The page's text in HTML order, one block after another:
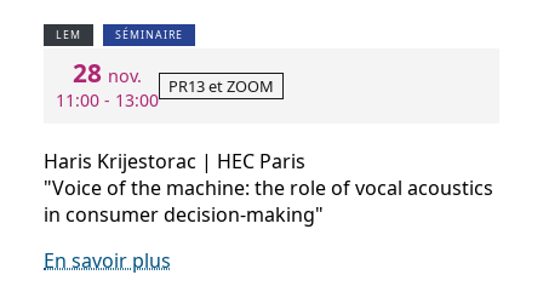
LEM SÉMINAIRE
28 nov.
11:00 - 13:00
PR13 et ZOOM
Haris Krijestorac | HEC Paris
"Voice of the machine: the role of vocal acoustics
in consumer decision-making"
En savoir plus